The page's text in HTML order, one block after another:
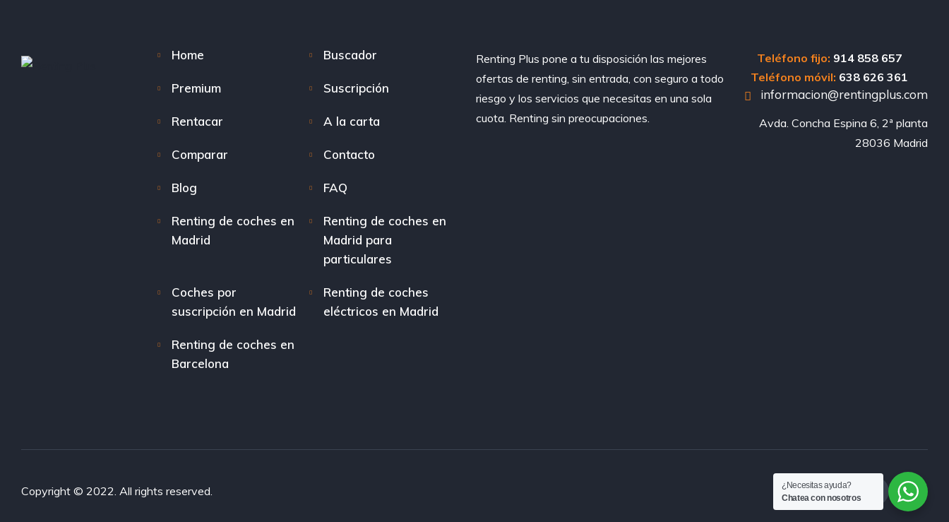
Home Buscador
Premium Suscripción
Rentacar A la carta
Comparar Contacto
Blog FAQ
Renting de coches en
Madrid
Renting de coches en
Madrid para
particulares
Coches por
suscripción en Madrid
Renting de coches
eléctricos en Madrid
Renting de coches en
Barcelona
Renting Plus pone a tu disposición las mejores
ofertas de renting, sin entrada, con seguro a todo
riesgo y los servicios que necesitas en una sola
cuota. Renting sin preocupaciones.
Teléfono fijo: 914 858 657
Teléfono móvil: 638 626 361
informacion@rentingplus.com
Avda. Concha Espina 6, 2ª planta
28036 Madrid
Copyright © 2022. All rights reserved.
¿Necesitas ayuda?
Chatea con nosotros